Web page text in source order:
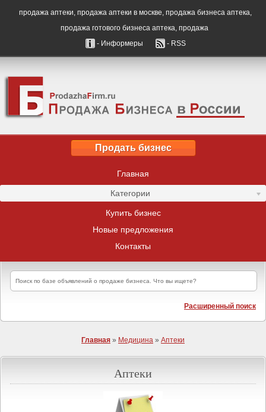
продажа аптеки, продажа аптеки в москве, продажа бизнеса аптека,
продажа готового бизнеса аптека, продажа
- Информеры
- RSS
Продать бизнес
Главная
Категории
Купить бизнес
Новые предложения
Контакты
Расширенный поиск
Главная » Медицина » Аптеки
Аптеки